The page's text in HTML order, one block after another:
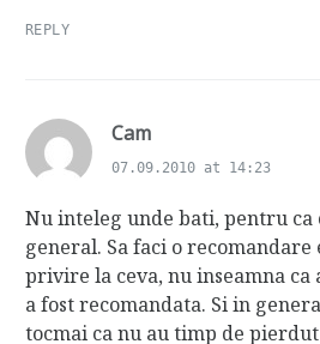
REPLY
Cams
a
s
:
07.09.2010 at 14:23
Nu inteleg unde bati, pentru
general. Sa faci o
privire la ceva, nu inseamna
a fost recomandata. Si in
tocmai ca nu au timp de